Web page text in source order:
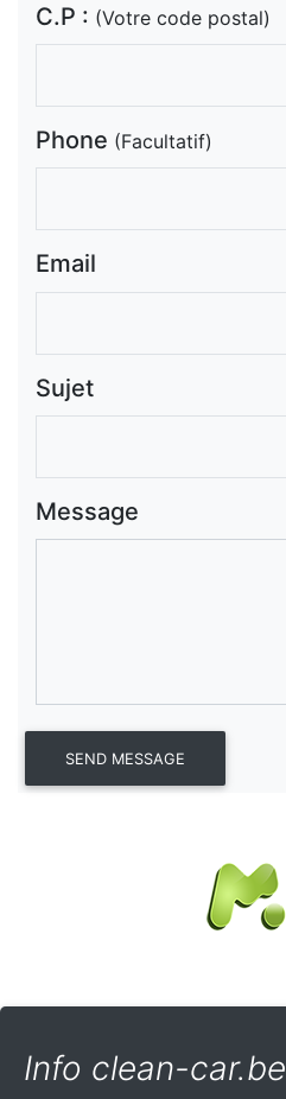
C.P : (Votre code postal)
Phone (Facultatif)
Email
Sujet
Message
Info clean-car.be